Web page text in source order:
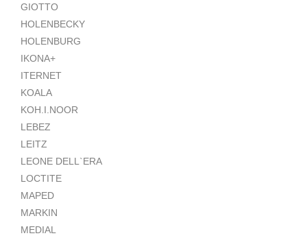
GIOTTO
HOLENBECKY
HOLENBURG
IKONA+
ITERNET
KOALA
KOH.I.NOOR
LEBEZ
LEITZ
LEONE DELL`ERA
LOCTITE
MAPED
MARKIN
MEDIAL